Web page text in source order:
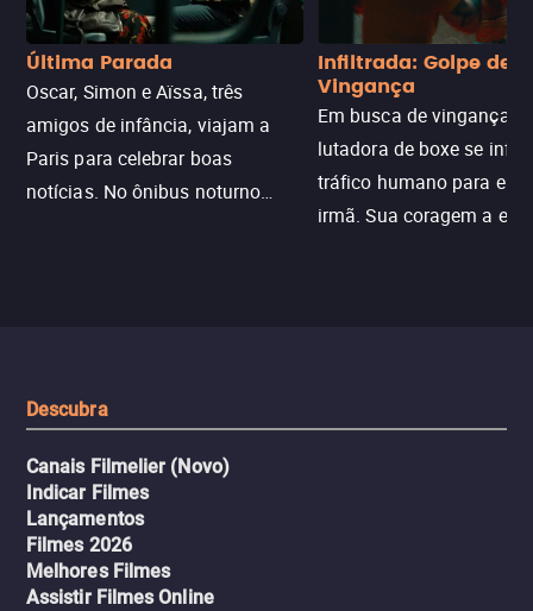
Última Parada
Oscar, Simon e Aïssa, três
amigos de infância, viajam a
Paris para celebrar boas
notícias. No ônibus noturno
Infiltrada: Golpe de
Vingança
Em busca de vingança,
lutadora de boxe se
tráfico humano para
irmã. Sua coragem a
Descubra
Canais Filmelier (Novo)
Indicar Filmes
Lançamentos
Filmes 2026
Melhores Filmes
Assistir Filmes Online